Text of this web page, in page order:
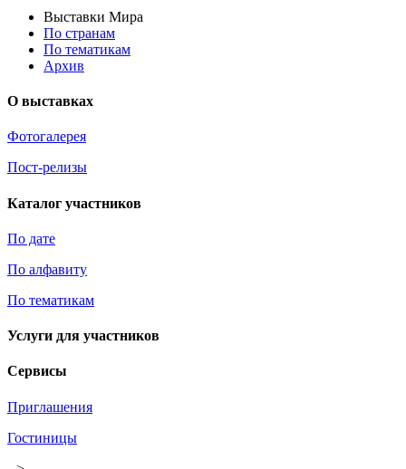
Выставки Мира
По странам
По тематикам
Архив
О выставках
Фотогалерея
Пост-релизы
Каталог участников
По дате
По алфавиту
По тематикам
Услуги для участников
Сервисы
Приглашения
Гостиницы